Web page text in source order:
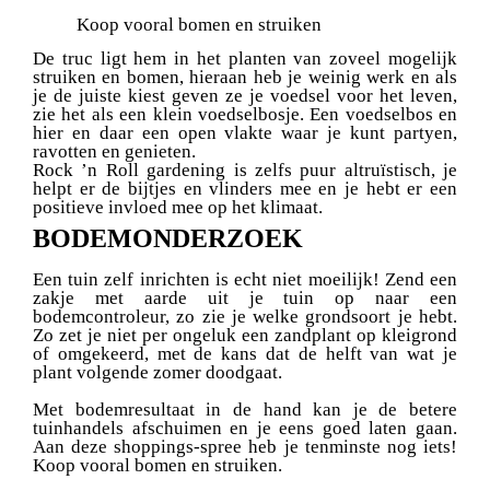
Koop vooral bomen en struiken
De truc ligt hem in het planten van zoveel mogelijk
struiken en bomen, hieraan heb je weinig werk en als
je de juiste kiest geven ze je voedsel voor het leven,
zie het als een klein voedselbosje. Een voedselbos en
hier en daar een open vlakte waar je kunt partyen,
ravotten en genieten.
Rock ’n Roll gardening is zelfs puur altruïstisch, je
helpt er de bijtjes en vlinders mee en je hebt er een
positieve invloed mee op het klimaat.
BODEMONDERZOEK
Een tuin zelf inrichten is echt niet moeilijk! Zend een
zakje met aarde uit je tuin op naar een
bodemcontroleur, zo zie je welke grondsoort je hebt.
Zo zet je niet per ongeluk een zandplant op kleigrond
of omgekeerd, met de kans dat de helft van wat je
plant volgende zomer doodgaat.
Met bodemresultaat in de hand kan je de betere
tuinhandels afschuimen en je eens goed laten gaan.
Aan deze shoppings-spree heb je tenminste nog iets!
Koop vooral bomen en struiken.